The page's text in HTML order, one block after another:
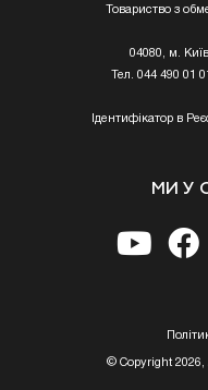
Товариство з
04080, м.
Тел. 044 490 01
Ідентифікатор в
МИ У
© Copyright 2026,